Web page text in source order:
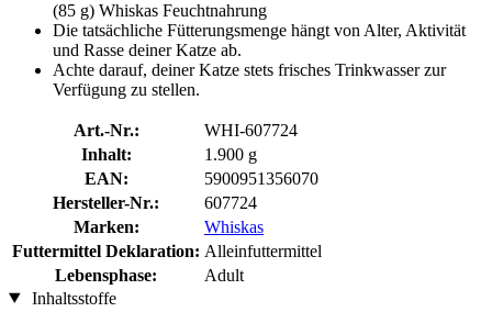
(85 g) Whiskas Feuchtnahrung
Die tatsächliche Fütterungsmenge hängt von Alter, Aktivität
und Rasse deiner Katze ab.
Achte darauf, deiner Katze stets frisches Trinkwasser zur
Verfügung zu stellen.
Art.-Nr.:
WHI-607724
Inhalt:
1.900 g
EAN:
5900951356070
Hersteller-Nr.:
607724
Marken:
Whiskas
Futtermittel Deklaration: Alleinfuttermittel
Lebensphase:
Adult
Inhaltsstoffe